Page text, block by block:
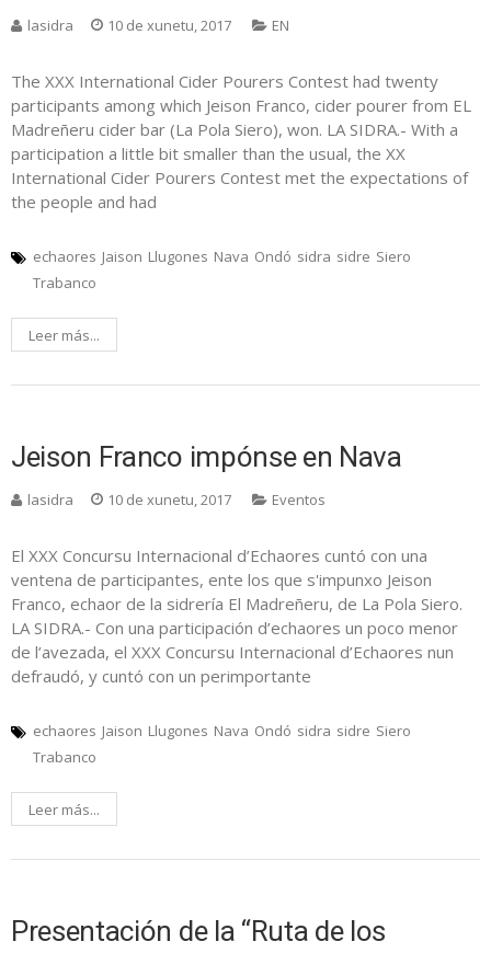
lasidra 10 de xunetu, 2017 EN
The XXX International Cider Pourers Contest had twenty
participants among which Jeison Franco, cider pourer from EL
Madreñeru cider bar (La Pola Siero), won. LA SIDRA.- With a
participation a little bit smaller than the usual, the XX
International Cider Pourers Contest met the expectations of
the people and had
echaores Jaison Llugones Nava Ondó sidra sidre Siero
Trabanco
Leer más...
Jeison Franco impónse en Nava
lasidra 10 de xunetu, 2017 Eventos
El XXX Concursu Internacional d’Echaores cuntó con una
ventena de participantes, ente los que s'impunxo Jeison
Franco, echaor de la sidrería El Madreñeru, de La Pola Siero.
LA SIDRA.- Con una participación d’echaores un poco menor
de l’avezada, el XXX Concursu Internacional d’Echaores nun
defraudó, y cuntó con un perimportante
echaores Jaison Llugones Nava Ondó sidra sidre Siero
Trabanco
Leer más...
Presentación de la “Ruta de los